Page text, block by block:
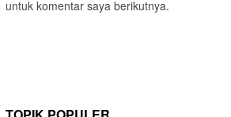
untuk komentar saya berikutnya.